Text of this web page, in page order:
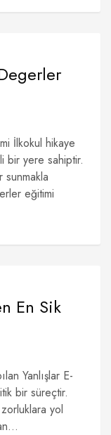
İlkokul hikaye
bir yere sahiptir.
eğitimi
En Sik
Yanlışlar E-
bir süreçtir.
yol